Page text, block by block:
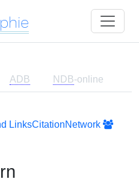
ADB NDB-online
LinksCitationNetwork